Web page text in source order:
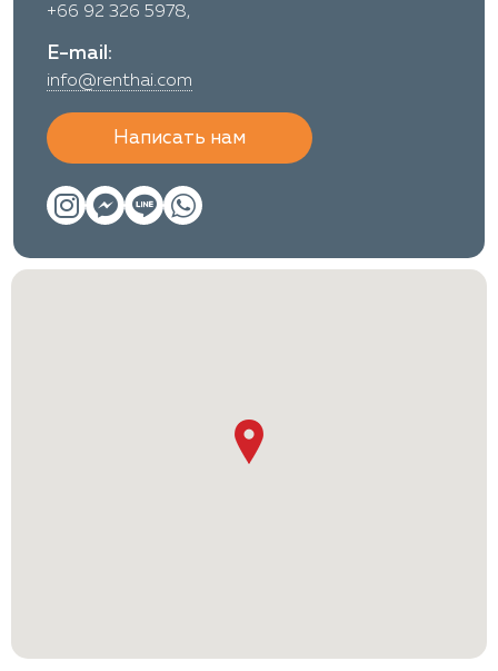
+66 92 326 5978,
E-mail:
info@renthai.com
Написать нам